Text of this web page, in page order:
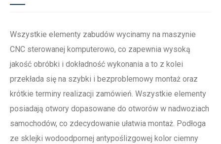
Wszystkie elementy zabudów wycinamy na maszynie
CNC sterowanej komputerowo, co zapewnia wysoką
jakość obróbki i dokładność wykonania a to z kolei
przekłada się na szybki i bezproblemowy montaż oraz
krótkie terminy realizacji zamówień. Wszystkie elementy
posiadają otwory dopasowane do otworów w nadwoziach
samochodów, co zdecydowanie ułatwia montaż. Podłoga
ze sklejki wodoodpornej antypoślizgowej kolor ciemny